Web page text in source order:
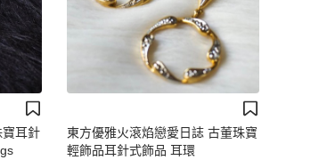
耳針
東方優雅火滾焰戀愛日誌 古董珠寶
輕飾品耳針式飾品 耳環